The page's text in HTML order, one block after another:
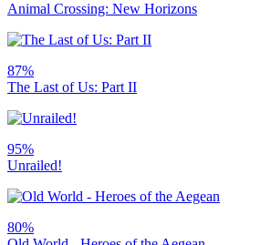
Animal Crossing: New Horizons
87%
The Last of Us: Part II
95%
Unrailed!
80%